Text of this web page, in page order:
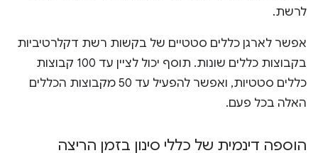
לרשת.
אפשר לארגן כללים סטטיים של בקשות רשת דקלרטיביות
בקבוצות כללים שונות. תוסף יכול לציין עד 100 קבוצות
כללים סטטיות, ואפשר להפעיל עד 50 מקבוצות הכללים
האלה בכל פעם.
הוספה דינמית של כללי סינון בזמן הריצה